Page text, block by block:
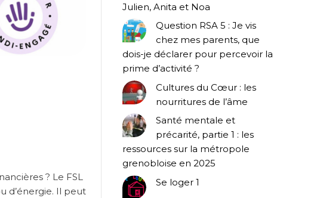
? Le FSL
d’énergie. Il peut
Julien, Anita et Noa
Question RSA 5 : Je vis
chez mes parents, que
dois-je déclarer pour percevoir la
prime d’activité ?
Cultures du Cœur : les
nourritures de l’âme
Santé mentale et
précarité, partie 1 : les
ressources sur la métropole
grenobloise en 2025
Se loger 1